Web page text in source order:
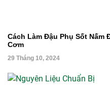
Cách Làm Đậu Phụ Sốt Nấm
Cơm
29 Tháng 10, 2024